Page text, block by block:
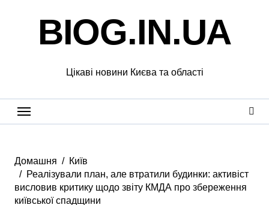
BIOG.IN.UA
Цікаві новини Києва та області
Домашня
Київ
Реалізували план, але втратили будинки: активіст
висловив критику щодо звіту КМДА про збереження
київської спадщини